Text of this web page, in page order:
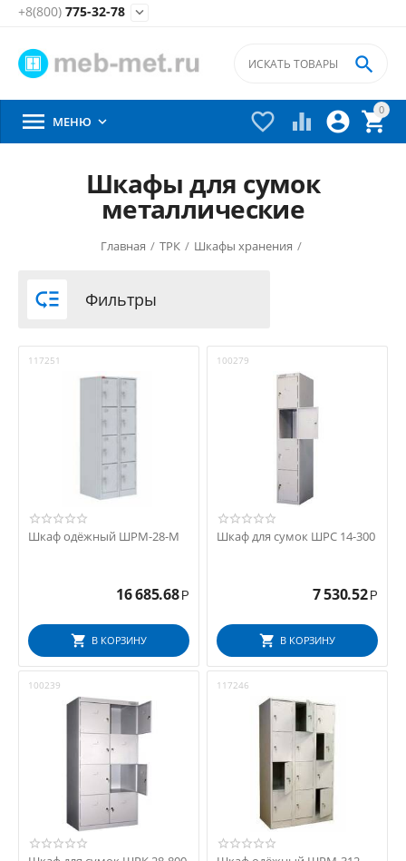
+8(800) 775-32-78 
0


 

 МЕНЮ 
Шкафы для сумок
металлические
Главная / ТРК / Шкафы хранения /
 Фильтры
117251
Шкаф одёжный ШРМ-28-М
16 685.68 Р
В КОРЗИНУ
100279
Шкаф для сумок ШРС 14-300
7 530.52 Р
В КОРЗИНУ
100239 117246